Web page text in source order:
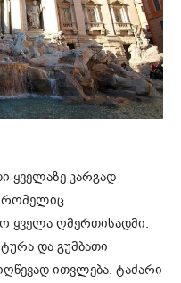
ყველაზე კარგად
რომელიც
ყველა ღმერთისადმი.
და გუმბათი
ითვლება. ტაძარი